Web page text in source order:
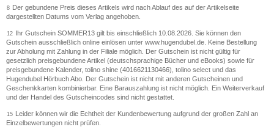
8 Der gebundene Preis dieses Artikels wird nach Ablauf des auf der Artikelseite
dargestellten Datums vom Verlag angehoben.
12 Ihr Gutschein SOMMER13 gilt bis einschließlich 10.08.2026. Sie können den
Gutschein ausschließlich online einlösen unter www.hugendubel.de. Keine Bestellung
zur Abholung mit Zahlung in der Filiale möglich. Der Gutschein ist nicht gültig für
gesetzlich preisgebundene Artikel (deutschsprachige Bücher und eBooks) sowie für
preisgebundene Kalender, tolino shine (4016621130466), tolino select und das
Hugendubel Hörbuch Abo. Der Gutschein ist nicht mit anderen Gutscheinen und
Geschenkkarten kombinierbar. Eine Barauszahlung ist nicht möglich. Ein Weiterverkauf
und der Handel des Gutscheincodes sind nicht gestattet.
15 Leider können wir die Echtheit der Kundenbewertung aufgrund der großen Zahl an
Einzelbewertungen nicht prüfen.